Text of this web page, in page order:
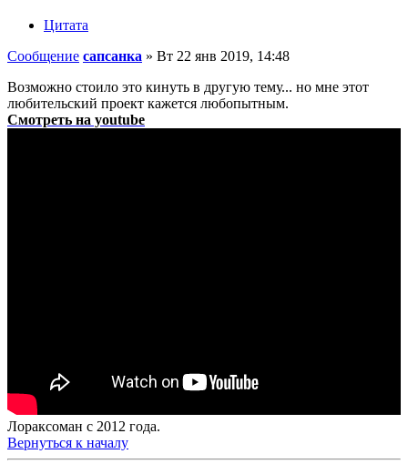
Цитата
Сообщение сапсанка » Вт 22 янв 2019, 14:48
Возможно стоило это кинуть в другую тему... но мне этот
любительский проект кажется любопытным.
Смотреть на youtube
Лораксоман с 2012 года.
Вернуться к началу